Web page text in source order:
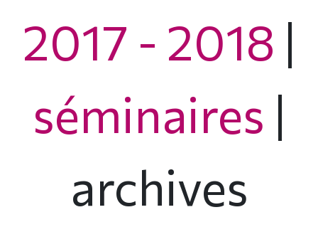
2017 - 2018 |
séminaires |
archives